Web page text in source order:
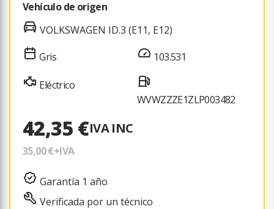
Vehículo de origen
VOLKSWAGEN ID.3 (E11, E12)
Gris
Eléctrico
103.531
WVWZZZE1ZLP003482
42,35 €IVA INC
35,00 €+IVA
Garantía 1 año
Verificada por un técnico